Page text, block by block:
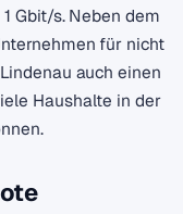
Gbit/s. Neben dem
für nicht
auch einen
Haushalte in der